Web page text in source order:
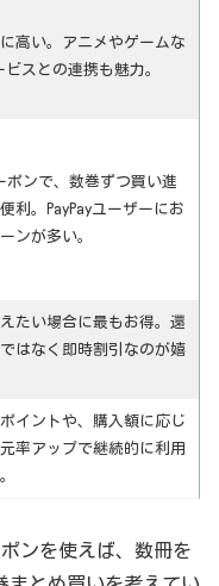
高い。アニメやゲームな
ビスとの連携も魅力。
ポンで、数巻ずつ買い進
利。PayPayユーザーにお
ンが多い。
たい場合に最もお得。還
はなく即時割引なのが嬉
イントや、購入額に応じ
率アップで継続的に利用
ポンを使えば、数冊を